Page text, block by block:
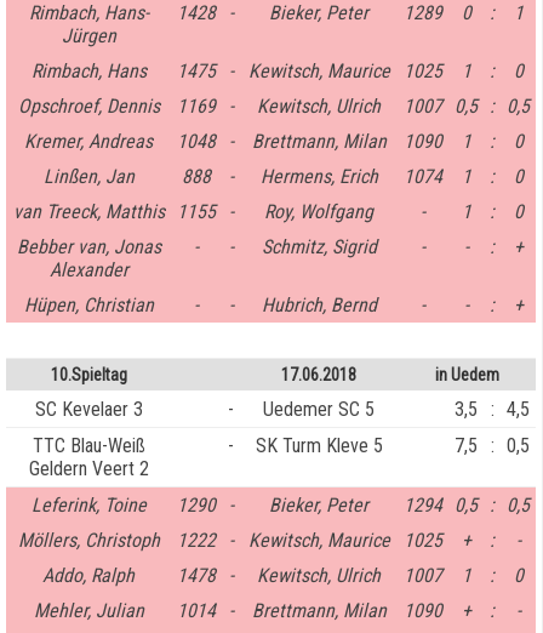
Rimbach, Hans-
Jürgen
1428 - Bieker, Peter 1289 0 : 1
Rimbach, Hans 1475 - Kewitsch, Maurice 1025 1 :
0
Opschroef, Dennis
1169 - Kewitsch, Ulrich 1007 0,5 : 0,5
Kremer, Andreas
1048 - Brettmann, Milan 1090 1 :
0
Linßen, Jan
888 - Hermens, Erich 1074 1 :
0
van Treeck, Matthis
1155 - Roy, Wolfgang - 1 :
0
Bebber van, Jonas
Alexander
- - Schmitz, Sigrid - - : +
Hüpen, Christian - - Hubrich, Bernd - - : +
10.Spieltag 17.06.2018 in Uedem
SC Kevelaer 3 - Uedemer SC 5 3,5 : 4,5
TTC Blau-Weiß
Geldern Veert 2
- SK Turm Kleve 5 7,5 : 0,5
Leferink, Toine 1290 - Bieker, Peter 1294 0,5 : 0,5
Möllers, Christoph
1222 - Kewitsch, Maurice 1025 + :
-
Addo, Ralph
1478 - Kewitsch, Ulrich 1007 1 :
0
Mehler, Julian
1014 - Brettmann, Milan 1090 + :
-